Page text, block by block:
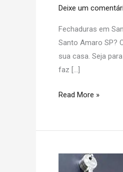
Deixe um
Fechaduras em
Santo Amaro SP?
sua casa. Seja
faz […]
Read More »
Cópia